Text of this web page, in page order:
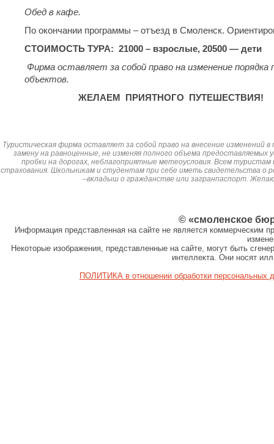
Обед в кафе.
По окончании программы – отъезд в Смоленск.
СТОИМОСТЬ ТУРА: 21000 – взрослые, 20500 — дети
Фирма оставляет за собой право на изменение порядка
объектов.
ЖЕЛАЕМ ПРИЯТНОГО ПУТЕШЕСТВИЯ!
Туристическая фирма оставляет за собой право на внесение изменений
замену на равноценные, не изменяя полного объема
пробки на дорогах, неблагоприятные метеоусловия. Всем
страхования. Школьникам и студентам при себе иметь свидетельства о
–вкладыш о гражданстве или загранпаспорт.
© «смоленское
Информация представленная на сайте не является коммерческим
Некоторые изображения, представленные на сайте, могут быть
интеллекта. Они носят
ПОЛИТИКА в отношении обработки